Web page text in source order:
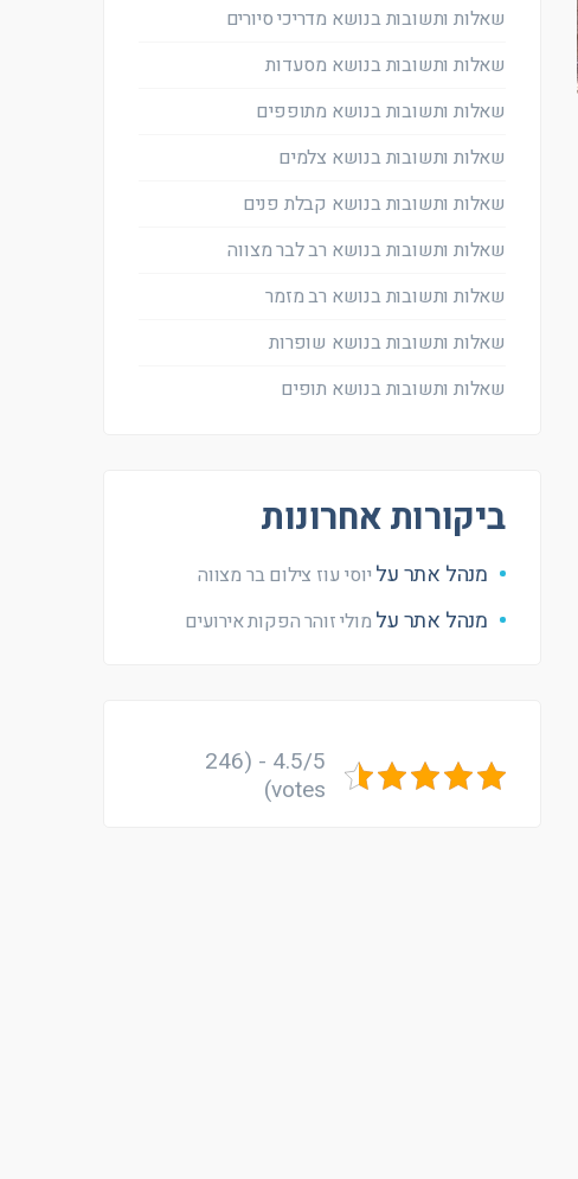
שאלות ותשובות בנושא מדריכי סיורים
שאלות ותשובות בנושא מסעדות
שאלות ותשובות בנושא מתופפים
שאלות ותשובות בנושא צלמים
שאלות ותשובות בנושא קבלת פנים
שאלות ותשובות בנושא רב לבר מצווה
שאלות ותשובות בנושא רב מזמר
שאלות ותשובות בנושא שופרות
שאלות ותשובות בנושא תופים
ביקורות אחרונות
מנהל אתרעל יוסי עוז צילום בר מצווה
מנהל אתרעל מולי זוהר הפקות אירועים
4.5/5 - (246
votes)